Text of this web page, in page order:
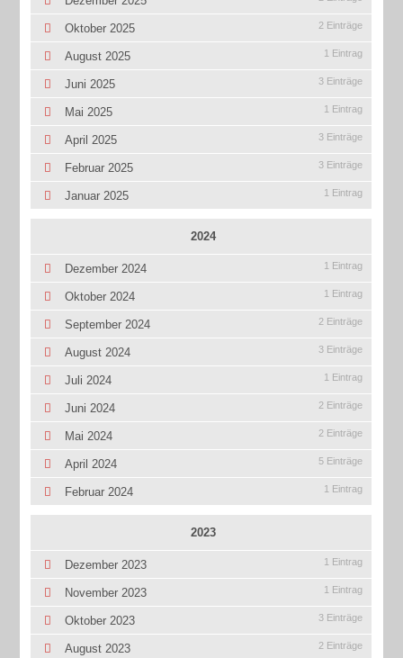
Oktober 2025 2 Einträge
August 2025 1 Eintrag
Juni 2025 3 Einträge
Mai 2025 1 Eintrag
April 2025 3 Einträge
Februar 2025 3 Einträge
Januar 2025 1 Eintrag
2024
Dezember 2024 1 Eintrag
Oktober 2024 1 Eintrag
September 2024 2 Einträge
August 2024 3 Einträge
Juli 2024 1 Eintrag
Juni 2024 2 Einträge
Mai 2024 2 Einträge
April 2024 5 Einträge
Februar 2024 1 Eintrag
2023
Dezember 2023 1 Eintrag
November 2023 1 Eintrag
Oktober 2023 3 Einträge
August 2023 2 Einträge